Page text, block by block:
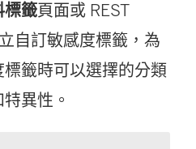
標籤頁面或 REST
自訂敏感度標籤，為
籤時可以選擇的分類
異性。